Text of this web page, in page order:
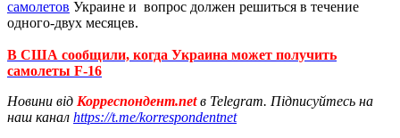
самолетов Украине и вопрос должен решиться в течение
одного-двух месяцев.
В США сообщили, когда Украина может получить
самолеты F-16
Новини від Корреспондент.netв Telegram. Підписуйтесь на
наш канал https://t.me/korrespondentnet